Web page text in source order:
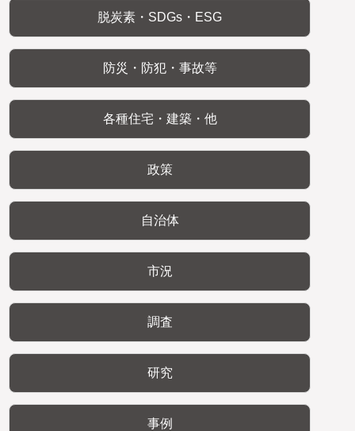
脱炭素・SDGs・ESG
防災・防犯・事故等
各種住宅・建築・他
政策
自治体
市況
調査
研究
事例